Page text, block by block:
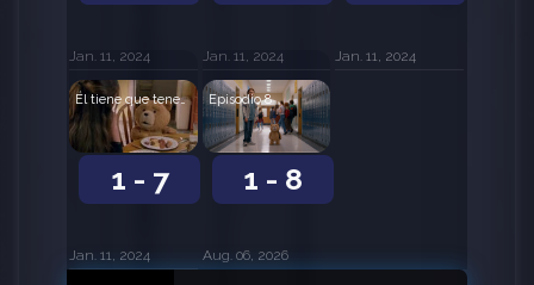
Jan. 11, 2024 Jan. 11, 2024 Jan. 11, 2024
1 - 7
Él tiene que tenerlo
Jan. 11, 2024
1 - 8
Episodio 8
Aug. 06, 2026